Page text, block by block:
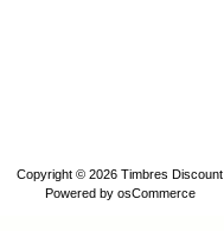
Copyright © 2026 Timbres Discount
Powered by osCommerce